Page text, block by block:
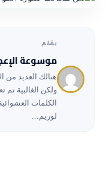
بقلم
موسوعة
هنالك العديد من
ولكن الغالبية تم
الكلمات
لوريم…